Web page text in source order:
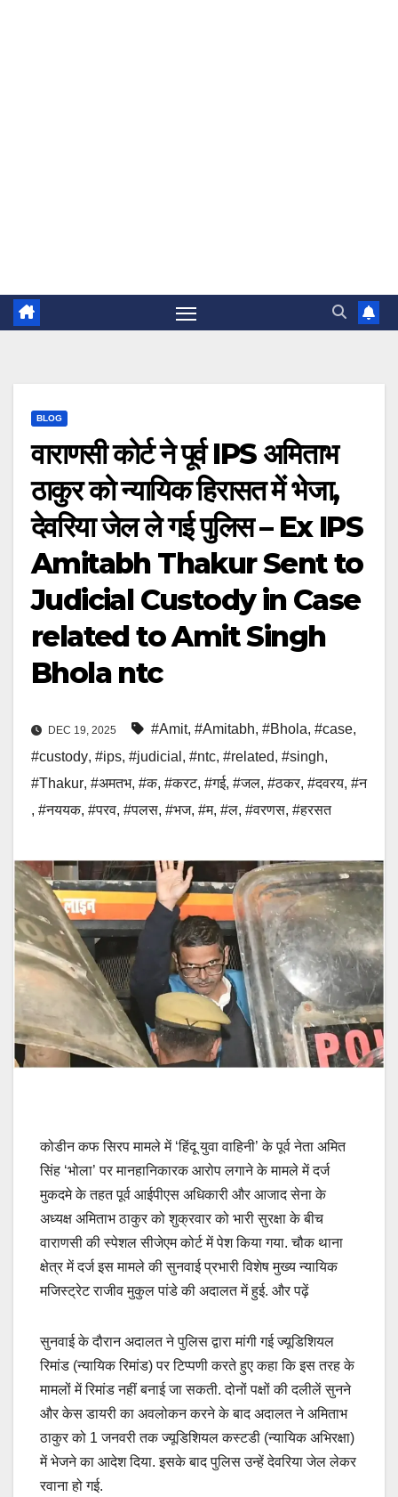
BLOG
वाराणसी कोर्ट ने पूर्व IPS अमिताभ
ठाकुर को न्यायिक हिरासत में भेजा,
देवरिया जेल ले गई पुलिस – Ex IPS
Amitabh Thakur Sent to
Judicial Custody in Case
related to Amit Singh
Bhola ntc
DEC 19, 2025 #Amit, #Amitabh, #Bhola, #case,
#custody, #ips, #judicial , #ntc, #related, #singh,
#Thakur, #अमतभ, #क, #करट, #गई, #जल, #ठकर, #दवरय, #न
, #नययक, #परव, #पलस, #भज, #म, #ल, #वरणस, #हरसत
कोडीन कफ सिरप मामले में ‘हिंदू युवा वाहिनी’ के पूर्व नेता अमित
सिंह ‘भोला’ पर मानहानिकारक आरोप लगाने के मामले में दर्ज
मुकदमे के तहत पूर्व आईपीएस अधिकारी और आजाद सेना के
अध्यक्ष अमिताभ ठाकुर को शुक्रवार को भारी सुरक्षा के बीच
वाराणसी की स्पेशल सीजेएम कोर्ट में पेश किया गया. चौक थाना
क्षेत्र में दर्ज इस मामले की सुनवाई प्रभारी विशेष मुख्य न्यायिक
मजिस्ट्रेट राजीव मुकुल पांडे की अदालत में हुई. और पढ़ें
सुनवाई के दौरान अदालत ने पुलिस द्वारा मांगी गई ज्यूडिशियल
रिमांड (न्यायिक रिमांड) पर टिप्पणी करते हुए कहा कि इस तरह के
मामलों में रिमांड नहीं बनाई जा सकती. दोनों पक्षों की दलीलें सुनने
और केस डायरी का अवलोकन करने के बाद अदालत ने अमिताभ
ठाकुर को 1 जनवरी तक ज्यूडिशियल कस्टडी (न्यायिक अभिरक्षा)
में भेजने का आदेश दिया. इसके बाद पुलिस उन्हें देवरिया जेल लेकर
रवाना हो गई.